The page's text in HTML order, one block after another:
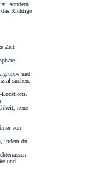
sondern
das Richtige
Zeit
und
suchen.
neue
von
indem du
und